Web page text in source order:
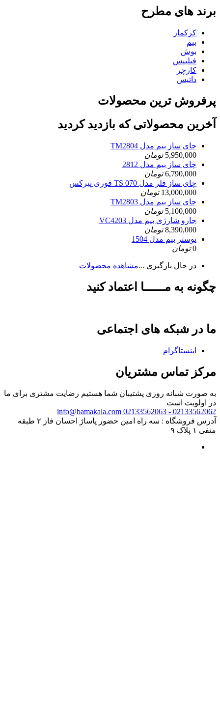
برند های مطرح
کرکماز
بیم
بوش
فیلیپس
کارچر
داتیس
پرفروش ترین محصولات
آخرین محصولاتی که بازدید کردید
چای ساز بیم مدل TM2804
5,950,000 تومان
چای ساز بیم مدل 2812
6,790,000 تومان
چای ساز فلر مدل TS 070 قوری پیرکس
13,000,000 تومان
چای ساز بیم مدل TM2803
5,100,000 تومان
جارو شارژی بیم مدل VC4203
8,390,000 تومان
توستر بیم مدل 1504
0 تومان
در حال بارگیری ...مشاهده محصولات
چگونه به مــــــا اعتماد کنید
ما در شبکه های اجتماعی
اینستاگرام
مرکز تماس مشتریان
به صورت شبانه روزی پشتیبان شما هستیم رضایت مشتری برای ما
در اولویت است
02133562062 - 02133562063
info@bamakala.com
آدرس فروشگاه : سه راه امین حضور پاساژ احسان فاز ۲ طبقه
منفی ۱ پلاک ۹